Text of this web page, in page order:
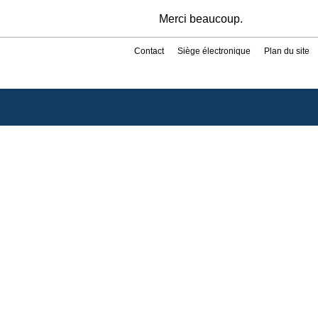
Merci beaucoup.
Contact Siège électronique Plan du site